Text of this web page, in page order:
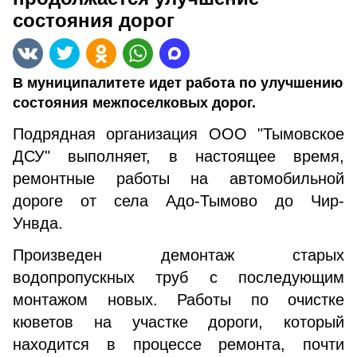
состояния дорог
В муниципалитете идет работа по улучшению
состояния межпоселковых дорог.
Подрядная организация ООО "Тымовское
ДСУ" выполняет, в настоящее время,
ремонтные работы на автомобильной
дороге от села Адо-Тымово до Чир-
Унвда.
Произведен демонтаж старых
водопропускных труб с последующим
монтажом новых. Работы по очистке
кюветов на участке дороги, который
находится в процессе ремонта, почти